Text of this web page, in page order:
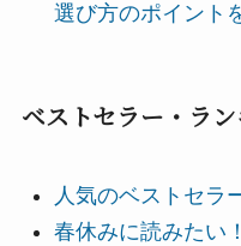
選び方のポイント
ベストセラー・ラ
人気のベストセラ
春休みに読みたい